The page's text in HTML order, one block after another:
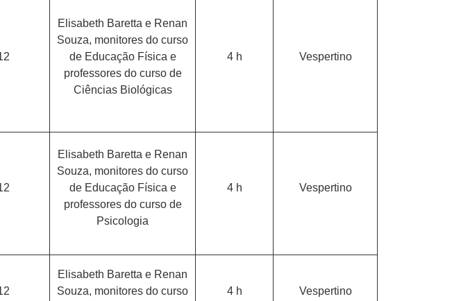
Elisabeth Baretta e Renan
Souza, monitores do curso
de Educação Física e
professores do curso de
Ciências Biológicas
4 h Vespertino
Elisabeth Baretta e Renan
Souza, monitores do curso
de Educação Física e
professores do curso de
Psicologia
4 h Vespertino
Elisabeth Baretta e Renan
Souza, monitores do curso
4 h Vespertino